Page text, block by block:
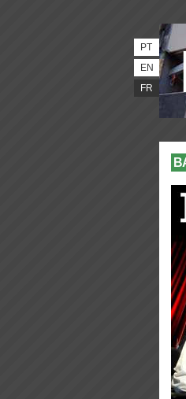
PT
EN
FR